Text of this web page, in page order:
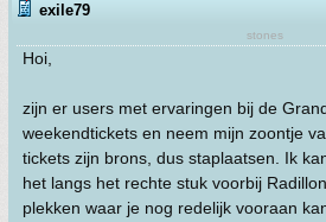
exile79
stones
Hoi,
zijn er users met ervaringen bij de
weekendtickets en neem mijn zoontje
tickets zijn brons, dus staplaatsen. Ik
het langs het rechte stuk voorbij
plekken waar je nog redelijk vooraan